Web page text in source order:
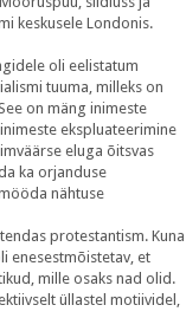
keskusele Londonis.
oli eelistatum
tuuma, milleks on
on mäng inimeste
ekspluateerimine
eluga õitsvas
ka orjanduse
nähtuse
protestantism. Kuna
enesestmõistetav, et
mille osaks nad olid.
üllastel motiividel,